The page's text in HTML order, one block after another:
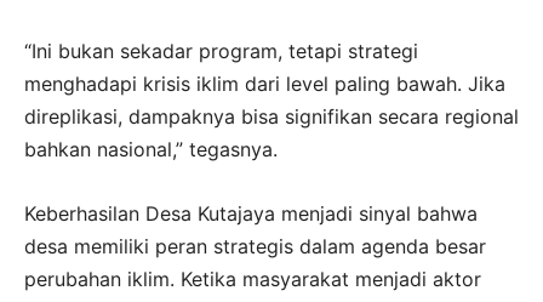
“Ini bukan sekadar program, tetapi strategi
menghadapi krisis iklim dari level paling bawah. Jika
direplikasi, dampaknya bisa signifikan secara regional
bahkan nasional,” tegasnya.
Keberhasilan Desa Kutajaya menjadi sinyal bahwa
desa memiliki peran strategis dalam agenda besar
perubahan iklim. Ketika masyarakat menjadi aktor